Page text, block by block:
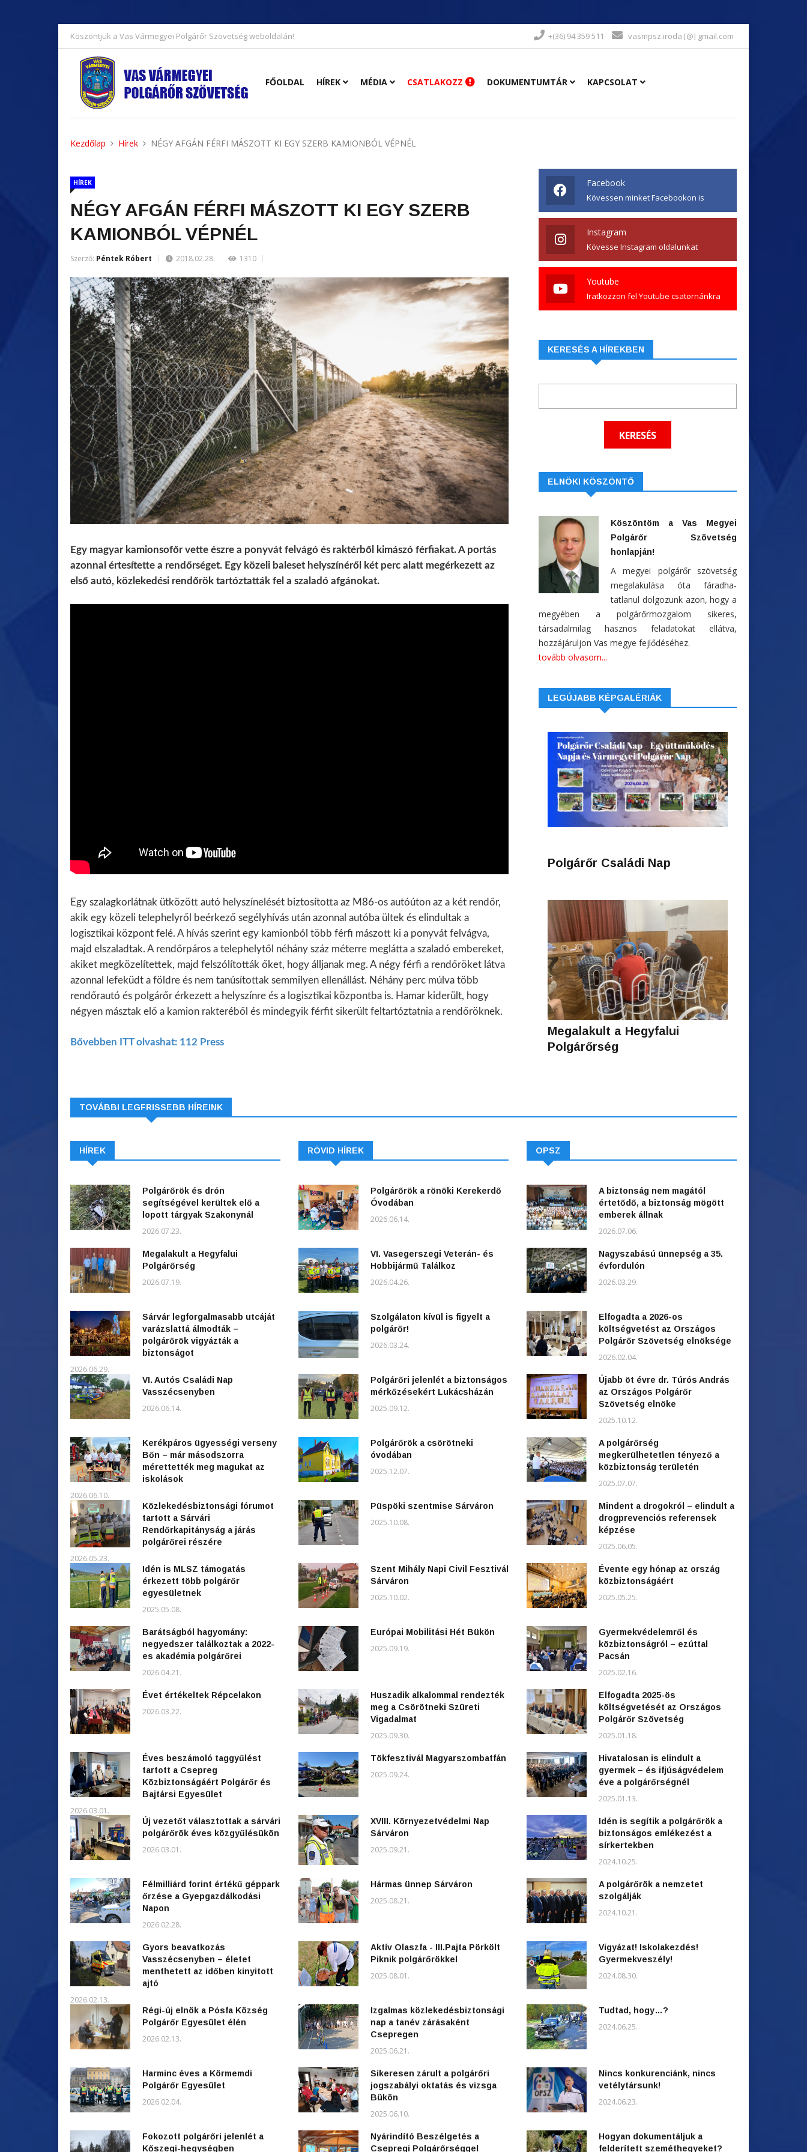
Köszöntjük a Vas Vármegyei Polgárőr Szövetség weboldalán! +(36) 94 359 511 vasmpsz.iroda [@] gmail.com
FŐOLDAL HÍREK MÉDIA CSATLAKOZZ DOKUMENTUMTÁR KAPCSOLAT
Kezdőlap Hírek NÉGY AFGÁN FÉRFI MÁSZOTT KI EGY SZERB KAMIONBÓL VÉPNÉL
HÍREK
NÉGY AFGÁN FÉRFI MÁSZOTT KI EGY SZERB
KAMIONBÓL VÉPNÉL
Szerző: Péntek Róbert 2018.02.28. 1310
Egy magyar kamionsofőr vette észre a ponyvát felvágó és raktérből kimászó férfiakat. A portás
azonnal értesítette a rendőrséget. Egy közeli baleset helyszínéről két perc alatt megérkezett az
első autó, közlekedési rendőrök tartóztatták fel a szaladó afgánokat.
Egy szalagkorlátnak ütközött autó helyszínelését biztosította az M86-os autóúton az a két rendőr,
akik egy közeli telephelyről beérkező segélyhívás után azonnal autóba ültek és elindultak a
logisztikai központ felé. A hívás szerint egy kamionból több férfi mászott ki a ponyvát felvágva,
majd elszaladtak. A rendőrpáros a telephelytől néhány száz méterre meglátta a szaladó embereket,
akiket megközelítettek, majd felszólították őket, hogy álljanak meg. A négy férfi a rendőröket látva
azonnal lefeküdt a földre és nem tanúsítottak semmilyen ellenállást. Néhány perc múlva több
rendőrautó és polgárőr érkezett a helyszínre és a logisztikai központba is. Hamar kiderült, hogy
négyen másztak elő a kamion rakteréből és mindegyik férfit sikerült feltartóztatnia a rendőröknek.
Bővebben ITT olvashat: 112 Press
Facebook
Kövessen minket Facebookon is
Instagram
Kövesse Instagram oldalunkat
Youtube
Iratkozzon fel Youtube csatornánkra
KERESÉS A HÍREKBEN
ELNÖKI KÖSZÖNTŐ
Köszöntöm a Vas Megyei
Polgárőr Szövetség
honlapján!
A megyei polgárőr szövetség
megalakulása óta fáradha-
tatlanul dolgozunk azon, hogy a
megyében a polgárőrmozgalom sikeres,
társadalmilag hasznos feladatokat ellátva,
hozzájáruljon Vas megye fejlődéséhez.
tovább olvasom...
LEGÚJABB KÉPGALÉRIÁK
Polgárőr Családi Nap
Megalakult a Hegyfalui
Polgárőrség
TOVÁBBI LEGFRISSEBB HÍREINK
HÍREK
Polgárőrök és drón
segítségével kerültek elő a
lopott tárgyak Szakonynál
2026.07.23.
Megalakult a Hegyfalui
Polgárőrség
2026.07.19.
Sárvár legforgalmasabb utcáját
varázslattá álmodták –
polgárőrök vigyázták a
biztonságot
2026.06.29.
VI. Autós Családi Nap
Vasszécsenyben
2026.06.14.
Kerékpáros ügyességi verseny
Bőn – már másodszorra
mérettették meg magukat az
iskolások
2026.06.10.
Közlekedésbiztonsági fórumot
tartott a Sárvári
Rendőrkapitányság a járás
polgárőrei részére
2026.05.23.
Idén is MLSZ támogatás
érkezett több polgárőr
egyesületnek
2025.05.08.
Barátságból hagyomány:
negyedszer találkoztak a 2022-
es akadémia polgárőrei
2026.04.21.
Évet értékeltek Répcelakon
2026.03.22.
Éves beszámoló taggyűlést
tartott a Csepreg
Közbiztonságáért Polgárőr és
Bajtársi Egyesület
2026.03.01.
Új vezetőt választottak a sárvári
polgárőrök éves közgyűlésükön
2026.03.01.
Félmilliárd forint értékű géppark
őrzése a Gyepgazdálkodási
Napon
2026.02.28.
Gyors beavatkozás
Vasszécsenyben – életet
menthetett az időben kinyitott
ajtó
2026.02.13.
Régi-új elnök a Pósfa Község
Polgárőr Egyesület élén
2026.02.13.
Harminc éves a Körmemdi
Polgárőr Egyesület
2026.02.04.
Fokozott polgárőri jelenlét a
Kőszegi-hegységben
RÖVID HÍREK
Polgárőrök a rönöki Kerekerdő
Óvodában
2026.06.14.
VI. Vasegerszegi Veterán- és
Hobbijármű Találkoz
2026.04.26.
Szolgálaton kívül is figyelt a
polgárőr!
2026.03.24.
Polgárőri jelenlét a biztonságos
mérkőzésekért Lukácsházán
2025.09.12.
Polgárőrök a csörötneki
óvodában
2025.12.07.
Püspöki szentmise Sárváron
2025.10.08.
Szent Mihály Napi Civil Fesztivál
Sárváron
2025.10.02.
Európai Mobilitási Hét Bükön
2025.09.19.
Huszadik alkalommal rendezték
meg a Csörötneki Szüreti
Vigadalmat
2025.09.30.
Tökfesztivál Magyarszombatfán
2025.09.24.
XVIII. Környezetvédelmi Nap
Sárváron
2025.09.21.
Hármas ünnep Sárváron
2025.08.21.
Aktív Olaszfa - III.Pajta Pörkölt
Piknik polgárőrökkel
2025.08.01.
Izgalmas közlekedésbiztonsági
nap a tanév zárásaként
Csepregen
2025.06.21.
Sikeresen zárult a polgárőri
jogszabályi oktatás és vizsga
Bükön
2025.06.10.
Nyárindító Beszélgetés a
Csepregi Polgárőrséggel
OPSZ
A biztonság nem magától
értetődő, a biztonság mögött
emberek állnak
2026.07.06.
Nagyszabású ünnepség a 35.
évfordulón
2026.03.29.
Elfogadta a 2026-os
költségvetést az Országos
Polgárőr Szövetség elnöksége
2026.02.04.
Újabb öt évre dr. Túrós András
az Országos Polgárőr
Szövetség elnöke
2025.10.12.
A polgárőrség
megkerülhetetlen tényező a
közbiztonság területén
2025.07.07.
Mindent a drogokról – elindult a
drogprevenciós referensek
képzése
2025.06.05.
Évente egy hónap az ország
közbiztonságáért
2025.05.25.
Gyermekvédelemről és
közbiztonságról – ezúttal
Pacsán
2025.02.16.
Elfogadta 2025-ös
költségvetését az Országos
Polgárőr Szövetség
2025.01.18.
Hivatalosan is elindult a
gyermek – és ifjúságvédelem
éve a polgárőrségnél
2025.01.13.
Idén is segítik a polgárőrök a
biztonságos emlékezést a
sírkertekben
2024.10.25.
A polgárőrök a nemzetet
szolgálják
2024.10.21.
Vigyázat! Iskolakezdés!
Gyermekveszély!
2024.08.30.
Tudtad, hogy…?
2024.06.25.
Nincs konkurenciánk, nincs
vetélytársunk!
2024.06.23.
Hogyan dokumentáljuk a
felderített szeméthegyeket?